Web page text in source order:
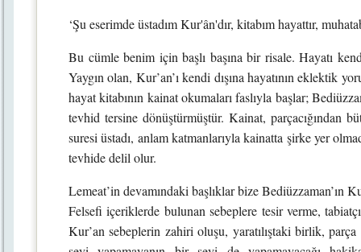
‘Şu eserimde üstadım Kur'ân'dır, kitabım hayattır,
Bu cümle benim için başlı başına bir risale. Hayatı
Yaygın olan, Kur’an’ı kendi dışına hayatının eklektik
hayat kitabının kainat okumaları faslıyla başlar;
tevhid tersine dönüştürmüştür. Kainat, parçacığından
suresi üstadı, anlam katmanlarıyla kainatta şirke yer
tevhide delil olur.
Lemeat’in devamındaki başlıklar bize Bediüzzaman’ın
Felsefi içeriklerde bulunan sebeplere tesir verme,
Kur’an sebeplerin zahiri oluşu, yaratılıştaki birlik,